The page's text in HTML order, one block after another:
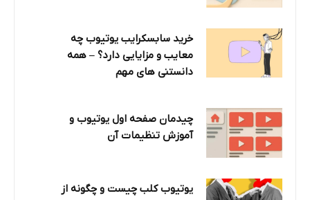
خرید سابسکرایب یوتیوب چه
معایب و مزایایی دارد؟‌ – همه
دانستنی های مهم
چیدمان صفحه اول یوتیوب و
آموزش تنظیمات آن
یوتیوب کلب چیست و چگونه از